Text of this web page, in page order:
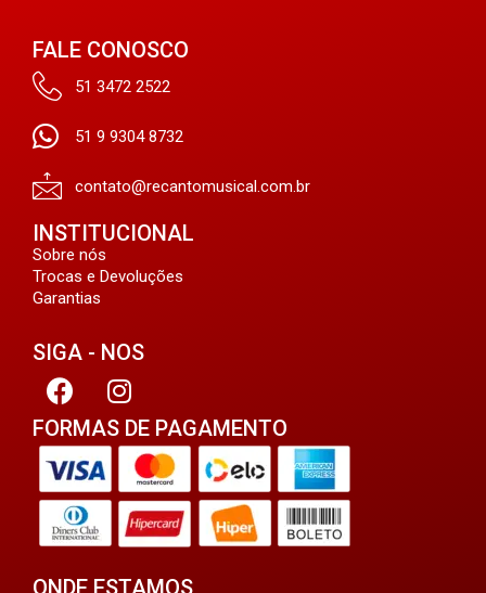
FALE CONOSCO
51 3472 2522
51 9 9304 8732
contato@recantomusical.com.br
INSTITUCIONAL
Sobre nós
Trocas e Devoluções
Garantias
SIGA - NOS
FORMAS DE PAGAMENTO
ONDE ESTAMOS